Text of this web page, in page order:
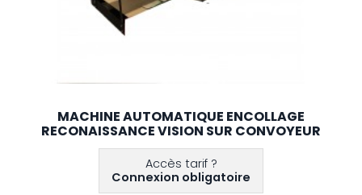
MACHINE AUTOMATIQUE ENCOLLAGE
RECONAISSANCE VISION SUR CONVOYEUR
Accès tarif ?
Connexion obligatoire